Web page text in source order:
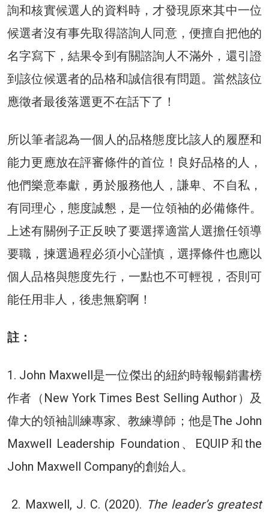
詢和核實候選人的資料時，才發現原來其中一位
候選者沒有事先取得諮詢人同意，便擅自把他的
名字寫下，結果令到有關諮詢人不滿外，還引證
到該位候選者的品格和誠信很有問題。當然該位
應徵者最後落選更不在話下了！
所以筆者認為一個人的品格態度比該人的履歷和
能力更應放在評審條件的首位！良好品格的人，
他們樂意奉獻，勇於服務他人，謙卑、不自私，
有同理心，態度誠懇，是一位領袖的必備條件。
上述有關例子正反映了要選擇適當人選擔任領導
要職，揀選過程必須小心謹慎，選擇條件也應以
個人品格與態度先行，一點也不可輕視，否則可
能任用非人，後患無窮啊！
註：
1. John Maxwell是一位傑出的紐約時報暢銷書榜
作者（New York Times Best Selling Author）及
偉大的領袖訓練專家、教練導師；他是The John
Maxwell Leadership Foundation、EQUIP和the
John Maxwell Company的創始人。
2. Maxwell, J. C. (2020). The leader’s greatest